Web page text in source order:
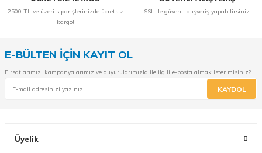
2500 TL ve üzeri siparişlerinizde ücretsiz
kargo!
SSL ile güvenli alışveriş yapabilirsiniz
E-BÜLTEN İÇİN KAYIT OL
Fırsatlarımız, kampanyalarımız ve duyurularımızla ile ilgili e-posta almak ister misiniz?
KAYDOL
Üyelik